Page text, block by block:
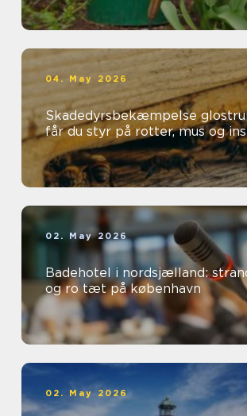
04. May 2026
Skadedyrsbekæmpelse glostrup
får du styr på rotter, mus og
02. May 2026
Badehotel i nordsjælland:
og ro tæt på københavn
02. May 2026